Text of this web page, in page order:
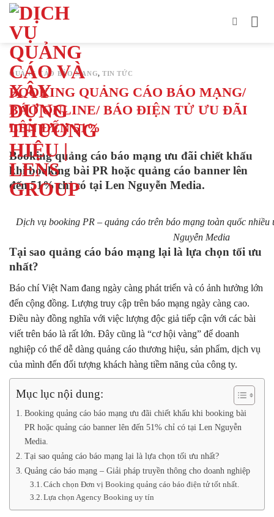
Bỏ
dung
QUẢNG CÁO BÁO MẠNG,TIN TỨC
BOOKING QUẢNG CÁO BÁO MẠNG/
BÁO ONLINE/ BÁO ĐIỆN TỬ ƯU ĐÃI
LÊN ĐẾN 51%
Booking quảng cáo báo mạng ưu đãi chiết khấu
khi booking bài PR hoặc quảng cáo banner lên
đến 51% chỉ có tại Len Nguyễn Media.
Dịch vụ booking PR – quảng cáo trên báo mạng toàn quốc
Nguyễn Media
Tại sao quảng cáo báo mạng lại là lựa chọn tối ưu
nhất?
Báo chí Việt Nam đang ngày càng phát triển và có ảnh hưởng lớn
đến cộng đồng. Lượng truy cập trên báo mạng ngày càng cao.
Điều này đồng nghĩa với việc lượng độc giả tiếp cận với các bài
viết trên báo là rất lớn. Đây cũng là “cơ hội vàng” để doanh
nghiệp có thể dễ dàng quảng cáo thương hiệu, sản phẩm, dịch vụ
của mình đến đối tượng khách hàng tiềm năng của công ty.
Mục lục nội dung:
Booking quảng cáo báo mạng ưu đãi chiết khấu khi booking bài
PR hoặc quảng cáo banner lên đến 51% chỉ có tại Len Nguyễn
Media.
Tại sao quảng cáo báo mạng lại là lựa chọn tối ưu nhất?
Quảng cáo báo mạng – Giải pháp truyền thông cho doanh nghiệp
Cách chọn Đơn vị Booking quảng cáo báo điện tử tốt nhất.
Lựa chọn Agency Booking uy tín